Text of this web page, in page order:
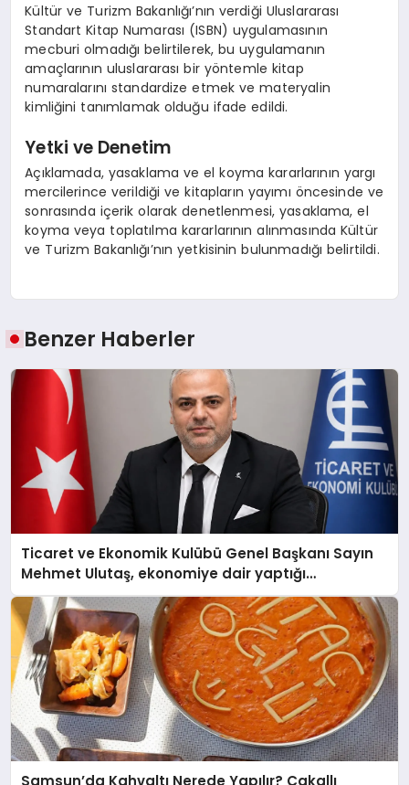
Kültür ve Turizm Bakanlığı’nın verdiği Uluslararası
Standart Kitap Numarası (ISBN) uygulamasının
mecburi olmadığı belirtilerek, bu uygulamanın
amaçlarının uluslararası bir yöntemle kitap
numaralarını standardize etmek ve materyalin
kimliğini tanımlamak olduğu ifade edildi.
Yetki ve Denetim
Açıklamada, yasaklama ve el koyma kararlarının yargı
mercilerince verildiği ve kitapların yayımı öncesinde ve
sonrasında içerik olarak denetlenmesi, yasaklama, el
koyma veya toplatılma kararlarının alınmasında Kültür
ve Turizm Bakanlığı’nın yetkisinin bulunmadığı belirtildi.
Benzer Haberler
Ticaret ve Ekonomik Kulübü Genel Başkanı Sayın
Mehmet Ulutaş, ekonomiye dair yaptığı
açıklamada şunları kaydetti:
Samsun’da Kahvaltı Nerede Yapılır? Çakallı